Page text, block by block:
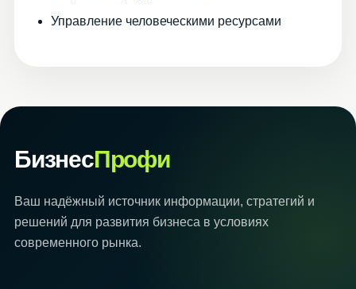
Управление человеческими ресурсами
БизнесПрофи
Ваш надёжный источник информации, стратегий и
решений для развития бизнеса в условиях
современного рынка.